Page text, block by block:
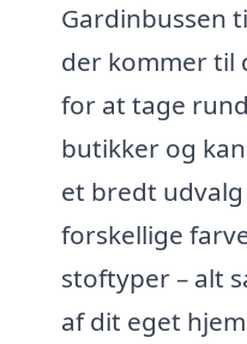
Gardinbussen
der kommer til
for at tage
butikker og
et bredt
forskellige
stoftyper – alt
af dit eget